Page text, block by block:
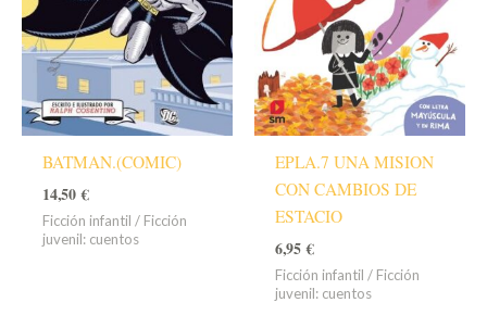
BATMAN.(COMIC)
14,50€
Ficción infantil / Ficción
juvenil: cuentos
EPLA.7 UNA MISION
CON CAMBIOS DE
ESTACIO
6,95€
Ficción infantil / Ficción
juvenil: cuentos